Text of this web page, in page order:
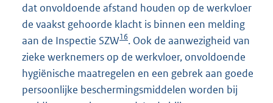
dat onvoldoende afstand houden op de werkvloer
de vaakst gehoorde klacht is binnen een melding
aan de Inspectie SZW16. Ook de aanwezigheid van
zieke werknemers op de werkvloer, onvoldoende
hygiënische maatregelen en een gebrek aan goede
persoonlijke beschermingsmiddelen worden bij